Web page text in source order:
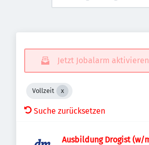
Jetzt Jobalarm
Vollzeit
Suche zurücksetzen
Ausbildung Drogist (w/